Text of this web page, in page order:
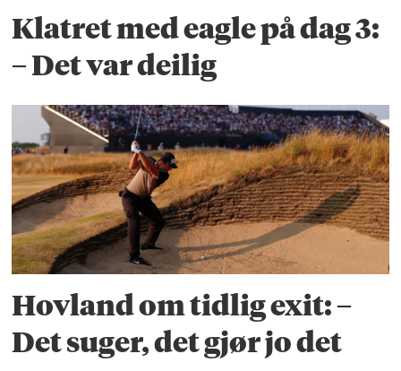
Klatret med eagle på dag 3:
– Det var deilig
Hovland om tidlig exit: –
Det suger, det gjør jo det